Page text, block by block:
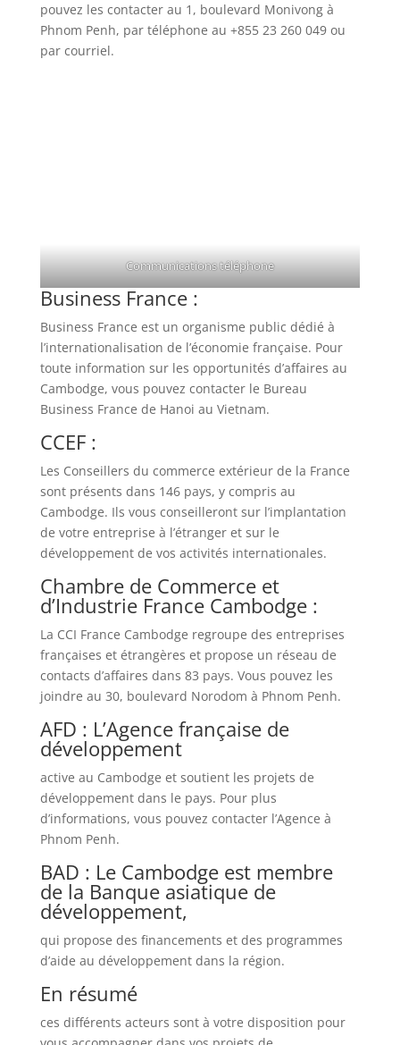
pouvez les contacter au 1, boulevard Monivong à
Phnom Penh, par téléphone au +855 23 260 049 ou
par courriel.
Communications téléphone
Business France :
Business France est un organisme public dédié à
l’internationalisation de l’économie française. Pour
toute information sur les opportunités d’affaires au
Cambodge, vous pouvez contacter le Bureau
Business France de Hanoi au Vietnam.
CCEF :
Les Conseillers du commerce extérieur de la France
sont présents dans 146 pays, y compris au
Cambodge. Ils vous conseilleront sur l’implantation
de votre entreprise à l’étranger et sur le
développement de vos activités internationales.
Chambre de Commerce et
d’Industrie France Cambodge :
La CCI France Cambodge regroupe des entreprises
françaises et étrangères et propose un réseau de
contacts d’affaires dans 83 pays. Vous pouvez les
joindre au 30, boulevard Norodom à Phnom Penh.
AFD : L’Agence française de
développement
active au Cambodge et soutient les projets de
développement dans le pays. Pour plus
d’informations, vous pouvez contacter l’Agence à
Phnom Penh.
BAD : Le Cambodge est membre
de la Banque asiatique de
développement,
qui propose des financements et des programmes
d’aide au développement dans la région.
En résumé
ces différents acteurs sont à votre disposition pour